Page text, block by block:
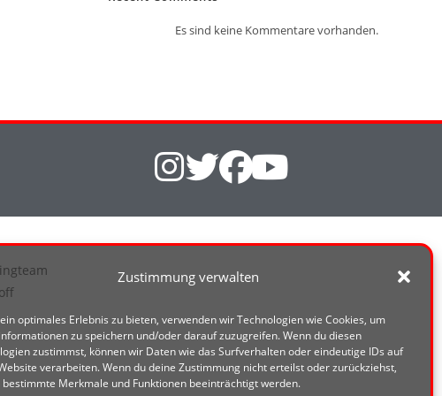
Zustimmung verwalten
optimales Erlebnis zu bieten, verwenden wir Technologien wie Cookies, um
zu speichern und/oder darauf zuzugreifen. Wenn du diesen
zustimmst, können wir Daten wie das Surfverhalten oder eindeutige IDs auf
verarbeiten. Wenn du deine Zustimmung nicht erteilst oder zurückziehst,
bestimmte Merkmale und Funktionen beeinträchtigt werden.
Es sind keine Kommentare vorhanden.